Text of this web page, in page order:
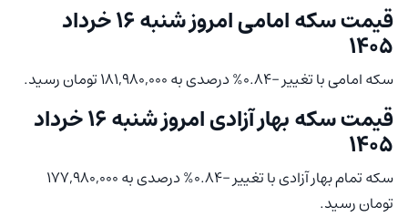
قیمت سکه امامی امروز شنبه ۱۶ خرداد
۱۴۰۵
سکه امامی با تغییر -0.84% درصدی به 181,980,000 تومان رسید.
قیمت سکه بهار آزادی امروز شنبه ۱۶ خرداد
۱۴۰۵
سکه تمام بهار آزادی با تغییر -0.84% درصدی به 177,980,000
تومان رسید.